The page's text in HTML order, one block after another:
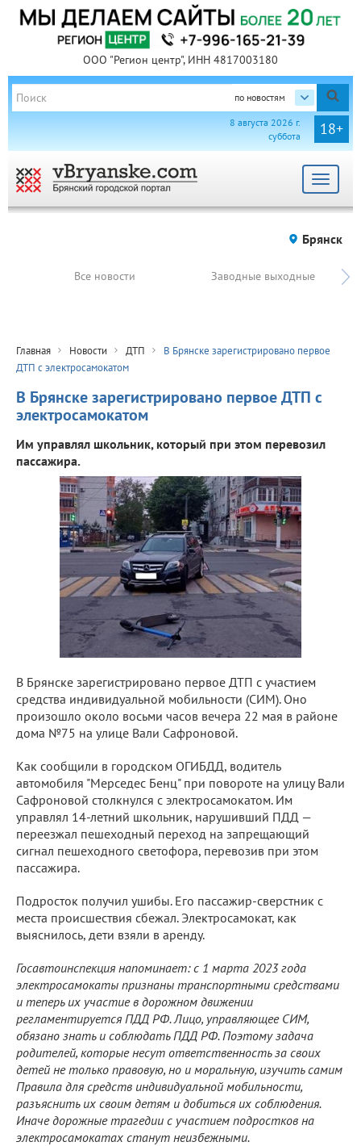
ООО "Регион центр", ИНН 4817003180
по новостям
18+
8 августа 2026 г.
суббота
Toggle
Брянск
Все новости Заводные выходные
Главная Новости ДТП
В Брянске зарегистрировано первое
ДТП с электросамокатом
В Брянске зарегистрировано первое ДТП с
электросамокатом
Им управлял школьник, который при этом перевозил
пассажира.
В Брянске зарегистрировано первое ДТП с участием
средства индивидуальной мобильности (СИМ). Оно
произошло около восьми часов вечера 22 мая в районе
дома №75 на улице Вали Сафроновой.
Как сообщили в городском ОГИБДД, водитель
автомобиля "Мерседес Бенц" при повороте на улицу Вали
Сафроновой столкнулся с электросамокатом. Им
управлял 14-летний школьник, нарушивший ПДД —
переезжал пешеходный переход на запрещающий
сигнал пешеходного светофора, перевозив при этом
пассажира.
Подросток получил ушибы. Его пассажир-сверстник с
места происшествия сбежал. Электросамокат, как
выяснилось, дети взяли в аренду.
Госавтоинспекция напоминает: с 1 марта 2023 года
электросамокаты признаны транспортными средствами
и теперь их участие в дорожном движении
регламентируется ПДД РФ. Лицо, управляющее СИМ,
обязано знать и соблюдать ПДД РФ. Поэтому задача
родителей, которые несут ответственность за своих
детей не только правовую, но и моральную, изучить самим
Правила для средств индивидуальной мобильности,
разъяснить их своим детям и добиться их соблюдения.
Иначе дорожные трагедии с участием подростков на
электросамокатах станут неизбежными.